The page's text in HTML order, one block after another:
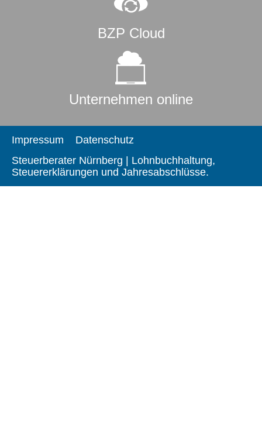
BZP Cloud
Unternehmen online
Impressum
Datenschutz
Steuerberater Nürnberg | Lohnbuchhaltung,
Steuererklärungen und Jahresabschlüsse.